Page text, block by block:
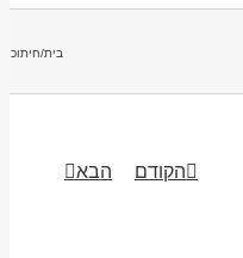
בית/
הקודם הבא